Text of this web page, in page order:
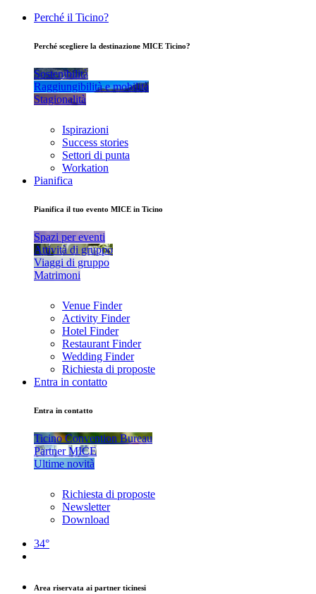
Perché il Ticino?
Perché scegliere la destinazione MICE Ticino?
Sostenibilità
Raggiungibilità e mobilità
Stagionalità
Ispirazioni
Success stories
Settori di punta
Workation
Pianifica
Pianifica il tuo evento MICE in Ticino
Spazi per eventi
Attività di gruppo
Viaggi di gruppo
Matrimoni
Venue Finder
Activity Finder
Hotel Finder
Restaurant Finder
Wedding Finder
Richiesta di proposte
Entra in contatto
Entra in contatto
Ticino Convention Bureau
Partner MICE
Ultime novità
Richiesta di proposte
Newsletter
Download
34°
Area riservata ai partner ticinesi